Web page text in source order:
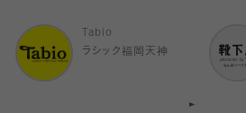
Tabio
ラシック福岡天神